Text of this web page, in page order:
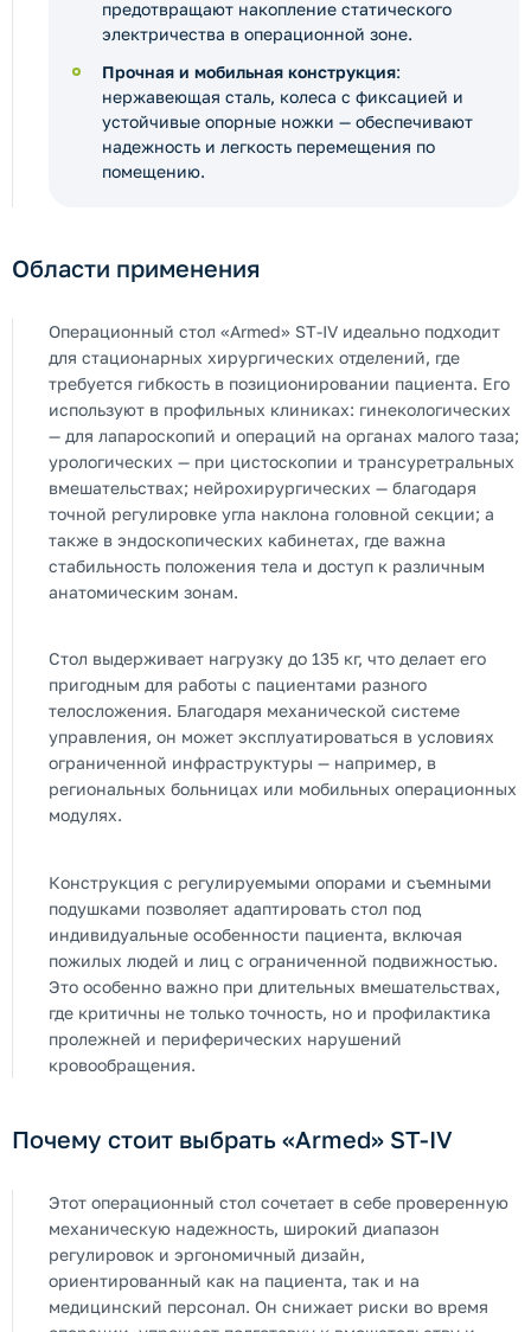
предотвращают накопление статического
электричества в операционной зоне.
Прочная и мобильная конструкция:
нержавеющая сталь, колеса с фиксацией и
устойчивые опорные ножки — обеспечивают
надежность и легкость перемещения по
помещению.
Области применения
Операционный стол «Armed» ST-IV идеально подходит
для стационарных хирургических отделений, где
требуется гибкость в позиционировании пациента. Его
используют в профильных клиниках: гинекологических
— для лапароскопий и операций на органах малого таза;
урологических — при цистоскопии и трансуретральных
вмешательствах; нейрохирургических — благодаря
точной регулировке угла наклона головной секции; а
также в эндоскопических кабинетах, где важна
стабильность положения тела и доступ к различным
анатомическим зонам.
Стол выдерживает нагрузку до 135 кг, что делает его
пригодным для работы с пациентами разного
телосложения. Благодаря механической системе
управления, он может эксплуатироваться в условиях
ограниченной инфраструктуры — например, в
региональных больницах или мобильных операционных
модулях.
Конструкция с регулируемыми опорами и съемными
подушками позволяет адаптировать стол под
индивидуальные особенности пациента, включая
пожилых людей и лиц с ограниченной подвижностью.
Это особенно важно при длительных вмешательствах,
где критичны не только точность, но и профилактика
пролежней и периферических нарушений
кровообращения.
Почему стоит выбрать «Armed» ST-IV
Этот операционный стол сочетает в себе проверенную
механическую надежность, широкий диапазон
регулировок и эргономичный дизайн,
ориентированный как на пациента, так и на
медицинский персонал. Он снижает риски во время